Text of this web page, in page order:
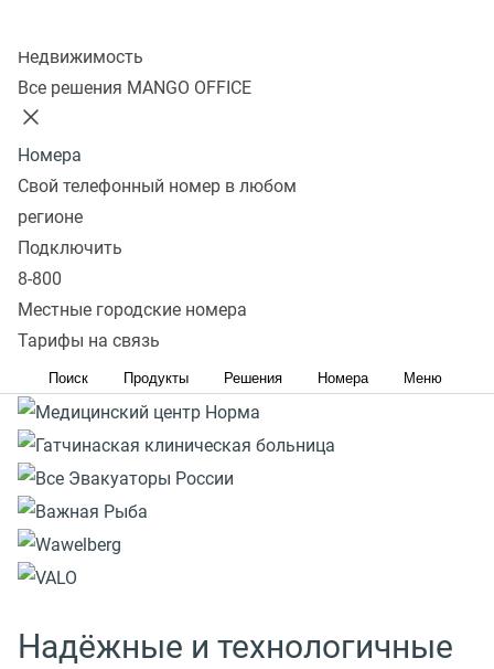
Недвижимость
Все решения MANGO OFFICE
Номера
Свой телефонный номер в любом
регионе
Подключить
8-800
Местные городские номера
Тарифы на связь
Поиск Продукты Решения Номера Меню
и правилах проведения акции расположена на сайте
https://www.mango-office.ru/promo-page/podderzka-
malogo-biznesa/
Надёжные и технологичные